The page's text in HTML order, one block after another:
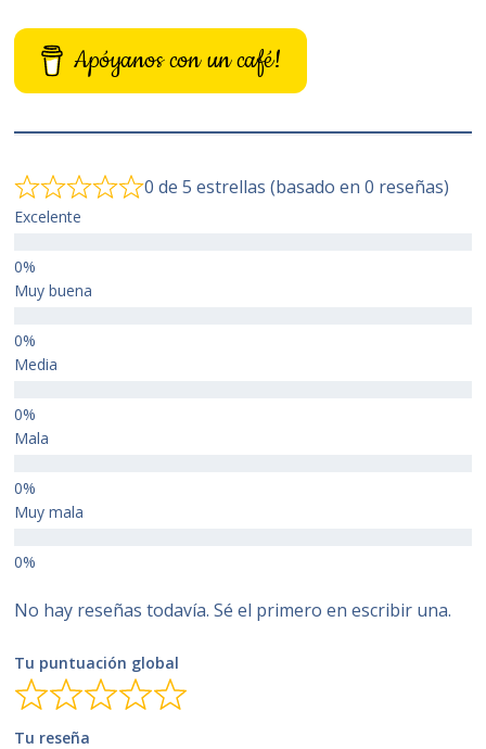
Apóyanos con un café!
0 de 5 estrellas (basado en 0 reseñas)
Excelente
Muy buena
Media
Mala
Muy mala
No hay reseñas todavía. Sé el primero en escribir una.
Tu puntuación global
Tu reseña